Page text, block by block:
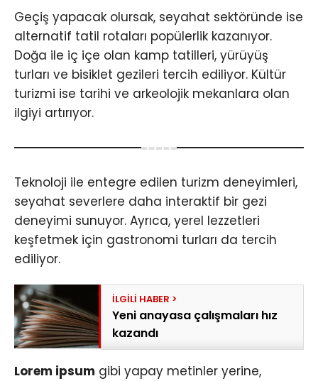
Geçiş yapacak olursak, seyahat sektöründe ise
alternatif tatil rotaları popülerlik kazanıyor.
Doğa ile iç içe olan kamp tatilleri, yürüyüş
turları ve bisiklet gezileri tercih ediliyor. Kültür
turizmi ise tarihi ve arkeolojik mekanlara olan
ilgiyi artırıyor.
Teknoloji ile entegre edilen turizm deneyimleri,
seyahat severlere daha interaktif bir gezi
deneyimi sunuyor. Ayrıca, yerel lezzetleri
keşfetmek için gastronomi turları da tercih
ediliyor.
Yeni anayasa çalışmaları hız
kazandı
Lorem ipsum gibi yapay metinler yerine,